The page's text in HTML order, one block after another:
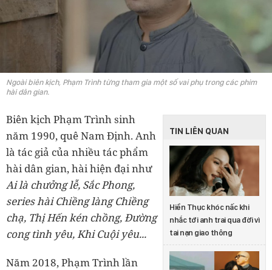
Ngoài biên kịch, Phạm Trình từng tham gia một số vai phụ trong các phim
hài dân gian.
TIN LIÊN QUAN
Hiền Thục khóc nấc khi
nhắc tới anh trai qua đời vì
tai nạn giao thông
Biên kịch Phạm Trình sinh
năm 1990, quê Nam Định. Anh
là tác giả của nhiều tác phẩm
hài dân gian, hài hiện đại như
Ai là chưởng lễ, Sắc Phong,
series hài Chiềng làng Chiềng
chạ, Thị Hến kén chồng, Đường
cong tình yêu, Khi Cuội yêu...
Năm 2018, Phạm Trình lần